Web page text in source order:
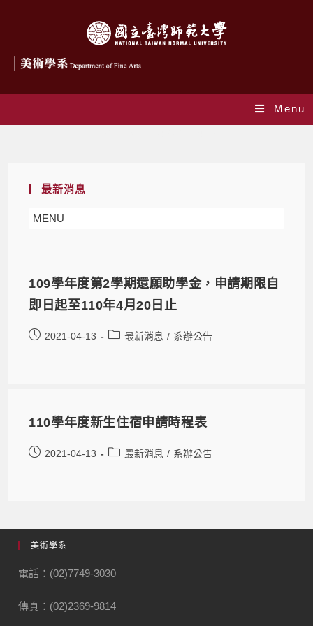
Menu
最新消息
MENU
109學年度第2學期還願助學金，申請期限自
即日起至110年4月20日止
2021-04-13 最新消息 / 系辦公告
110學年度新生住宿申請時程表
2021-04-13 最新消息 / 系辦公告
美術學系
電話：(02)7749-3030
傳真：(02)2369-9814